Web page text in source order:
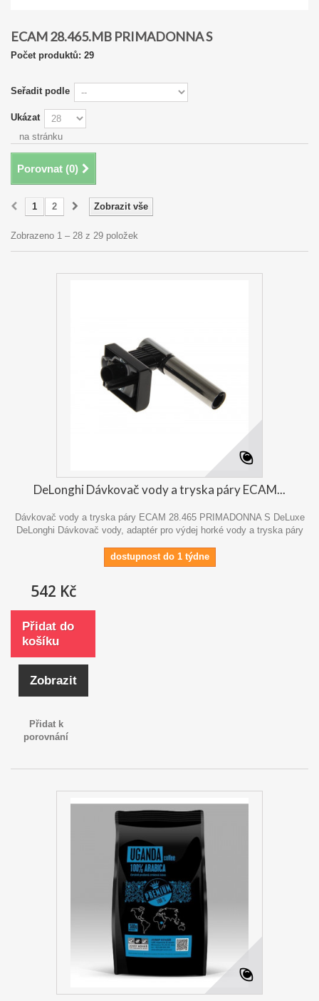
ECAM 28.465.MB PRIMADONNA S
Počet produktů: 29
Seřadit podle
Ukázat
na stránku
Porovnat (0)
Zobrazit vše
1 2
Zobrazeno 1 – 28 z 29 položek
DeLonghi Dávkovač vody a tryska páry ECAM...
Dávkovač vody a tryska páry ECAM 28.465 PRIMADONNA S DeLuxe
DeLonghi Dávkovač vody, adaptér pro výdej horké vody a tryska páry
dostupnost do 1 týdne
542 Kč
Přidat do
košíku
Zobrazit
Přidat k
porovnání